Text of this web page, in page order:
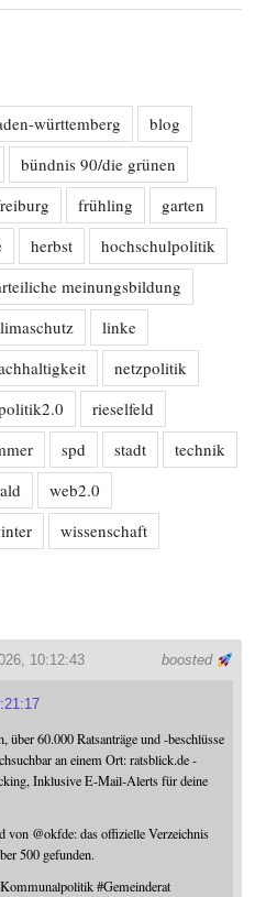
württemberg
blog
bündnis 90/die grünen
frühling
garten
herbst
hochschulpolitik
meinungsbildung
linke
netzpolitik
rieselfeld
spd stadt
technik
web2.0
wissenschaft
boosted
10:12:43
über 60.000 Ratsanträge und -beschlüsse
an einem Ort: ratsblick.de -
Inklusive E-Mail-Alerts für deine
von @okfde: das offizielle Verzeichnis
500 gefunden.
Kommunalpolitik #Gemeinderat